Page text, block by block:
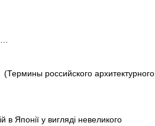
российского архитектурного
Японії у вигляді невеликого